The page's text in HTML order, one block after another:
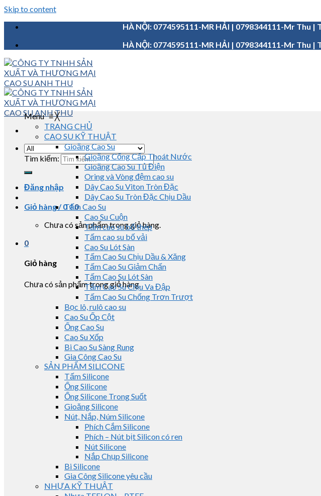
Skip to content
HÀ NỘI: 0774595111-MR HẢI | 0798344111-Mr Thu
HÀ NỘI: 0774595111-MR HẢI | 0798344111-Mr Thu
Tìm kiếm:
Đăng nhập
Giỏ hàng /0₫0
Chưa có sản phẩm trong giỏ hàng.
0
Giỏ hàng
Chưa có sản phẩm trong giỏ hàng.
Menu≡╳
TRANG CHỦ
CAO SU KỸ THUẬT
Gioăng Cao Su
Gioăng Cống Cấp Thoát Nước
Gioăng Cao Su Tủ Điện
Oring và Vòng đệm cao su
Dây Cao Su Viton Tròn Đặc
Dây Cao Su Tròn Đặc Chịu Dầu
Tấm Cao Su
Cao Su Cuộn
Tấm cao su bố thép
Tấm cao su bố vải
Cao Su Lót Sàn
Tấm Cao Su Chịu Dầu & Xăng
Tấm Cao Su Giảm Chấn
Tấm Cao Su Lót Sàn
Tấm Cao Su Chịu Va Đập
Tấm Cao Su Chống Trơn Trượt
Bọc lô, rulô cao su
Cao Su Ốp Cột
Ống Cao Su
Cao Su Xốp
Bi Cao Su Sàng Rung
Gia Công Cao Su
SẢN PHẨM SILICONE
Tấm Silicone
Ống Silicone
Ống Silicone Trong Suốt
Gioăng Silicone
Nút, Nắp, Núm Silicone
Phích Cắm Silicone
Phích – Nút bịt Silicon có ren
Nút Silicone
Nắp Chụp Silicone
Bi Silicone
Gia Công Silicone yêu cầu
NHỰA KỸ THUẬT